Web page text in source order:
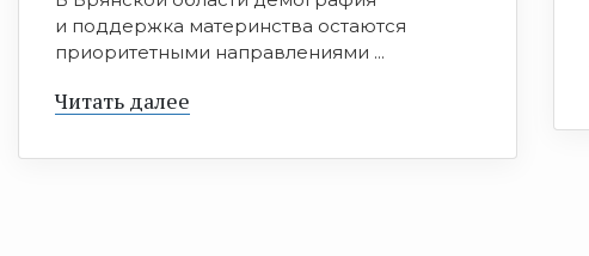
и поддержка материнства остаются
приоритетными направлениями ...
Читать далее